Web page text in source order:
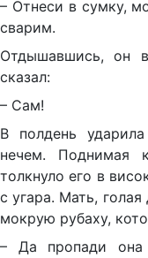
– Отнеси в сумку,
сварим.
Отдышавшись, он
сказал:
– Сам!
В полдень
нечем. Поднимая
толкнуло его в
с угара. Мать,
мокрую рубаху,
– Да пропади она